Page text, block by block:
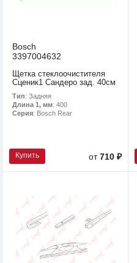
Bosch
3397004632
Щетка стеклоочистителя
Сценик1 Сандеро зад. 40см
Тип: Задняя
Длина 1, мм: 400
Серия: Bosch Rear
Купить от710 ₽